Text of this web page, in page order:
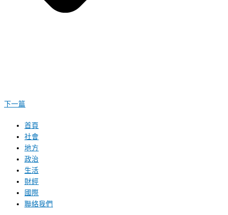
下一篇
首頁
社會
地方
政治
生活
財經
國際
聯絡我們